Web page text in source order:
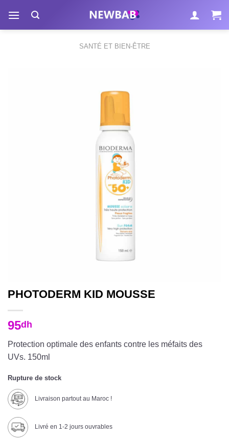
contenu
SANTÉ ET BIEN-ÊTRE
PHOTODERM KID MOUSSE
95dh
Protection optimale des enfants contre les méfaits des
UVs. 150ml
Rupture de stock
Livraison partout au Maroc !
Livré en 1-2 jours ouvrables